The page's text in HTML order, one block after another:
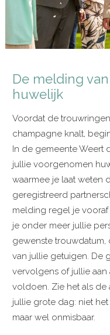
De melding
huwelijk
Voordat de
champagne knalt,
In de gemeente Weert
jullie voorgenomen
waarmee je laat weten
geregistreerd
melding regel je
je onder meer jullie
gewenste
van jullie getuigen. De
vervolgens of jullie
voldoen. Zie het als de
jullie grote dag: niet
maar wel onmisbaar.